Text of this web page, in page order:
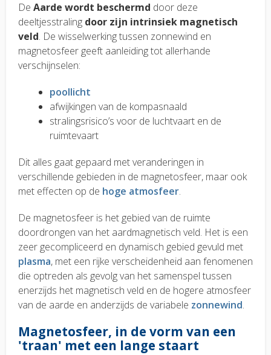
De Aarde wordt beschermd door deze
deeltjesstraling door zijn intrinsiek magnetisch
veld. De wisselwerking tussen zonnewind en
magnetosfeer geeft aanleiding tot allerhande
verschijnselen:
poollicht
afwijkingen van de kompasnaald
stralingsrisico’s voor de luchtvaart en de
ruimtevaart
Dit alles gaat gepaard met veranderingen in
verschillende gebieden in de magnetosfeer, maar ook
met effecten op de hoge atmosfeer.
De magnetosfeer is het gebied van de ruimte
doordrongen van het aardmagnetisch veld. Het is een
zeer gecompliceerd en dynamisch gebied gevuld met
plasma, met een rijke verscheidenheid aan fenomenen
die optreden als gevolg van het samenspel tussen
enerzijds het magnetisch veld en de hogere atmosfeer
van de aarde en anderzijds de variabele zonnewind.
Magnetosfeer, in de vorm van een
'traan' met een lange staart